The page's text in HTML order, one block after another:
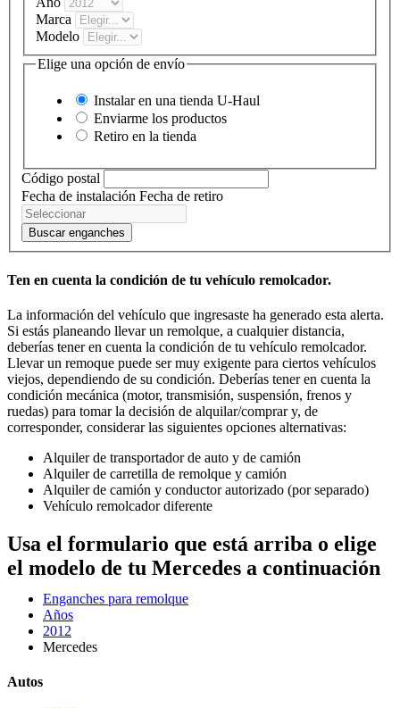
Marca
Modelo
Elige una opción de envío
Instalar en una tienda U-Haul
Enviarme los productos
Retiro en la tienda
Código postal
Fecha de instalación Fecha de retiro
Buscar enganches
Ten en cuenta la condición de tu vehículo remolcador.
La información del vehículo que ingresaste ha generado esta alerta.
Si estás planeando llevar un remolque, a cualquier distancia,
deberías tener en cuenta la condición de tu vehículo remolcador.
Llevar un remoque puede ser muy exigente para ciertos vehículos
viejos, dependiendo de su condición. Deberías tener en cuenta la
condición mecánica (motor, transmisión, suspensión, frenos y
ruedas) para tomar la decisión de alquilar/comprar y, de
corresponder, considerar las siguientes opciones alternativas:
Alquiler de transportador de auto y de camión
Alquiler de carretilla de remolque y camión
Alquiler de camión y conductor autorizado (por separado)
Vehículo remolcador diferente
Usa el formulario que está arriba o elige
el modelo de tu Mercedes a continuación
Enganches para remolque
Años
2012
Mercedes
Autos